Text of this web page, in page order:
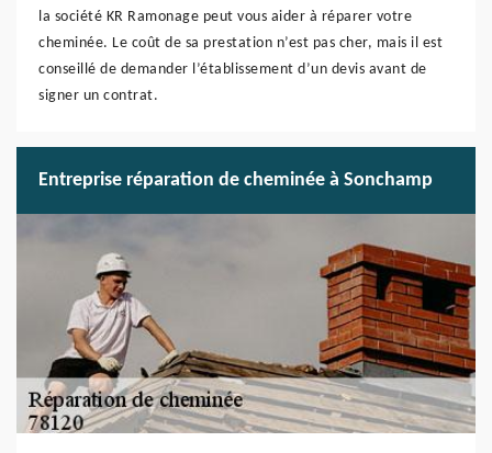
la société KR Ramonage peut vous aider à réparer votre
cheminée. Le coût de sa prestation n’est pas cher, mais il est
conseillé de demander l’établissement d’un devis avant de
signer un contrat.
Entreprise réparation de cheminée à Sonchamp